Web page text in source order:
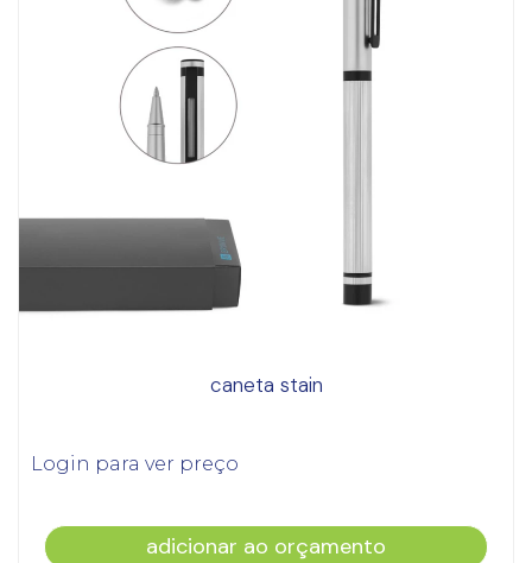
caneta stain
Login para ver preço
adicionar ao orçamento